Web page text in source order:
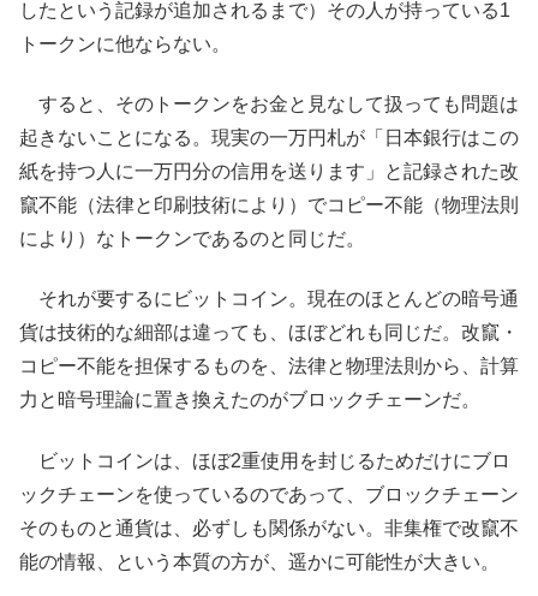
したという記録が追加されるまで）その人が持っている1
トークンに他ならない。
すると、そのトークンをお金と見なして扱っても問題は
起きないことになる。現実の一万円札が「日本銀行はこの
紙を持つ人に一万円分の信用を送ります」と記録された改
竄不能（法律と印刷技術により）でコピー不能（物理法則
により）なトークンであるのと同じだ。
それが要するにビットコイン。現在のほとんどの暗号通
貨は技術的な細部は違っても、ほぼどれも同じだ。改竄・
コピー不能を担保するものを、法律と物理法則から、計算
力と暗号理論に置き換えたのがブロックチェーンだ。
ビットコインは、ほぼ2重使用を封じるためだけにブロ
ックチェーンを使っているのであって、ブロックチェーン
そのものと通貨は、必ずしも関係がない。非集権で改竄不
能の情報、という本質の方が、遥かに可能性が大きい。